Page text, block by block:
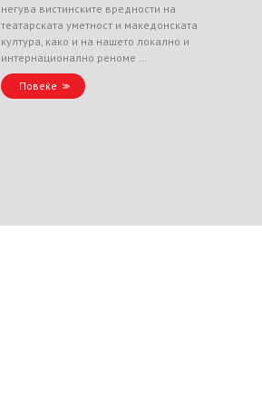
негува вистинските вредности на
театарската уметност и македонската
култура, како и на нашето локално и
интернационално реноме …
Повеќе